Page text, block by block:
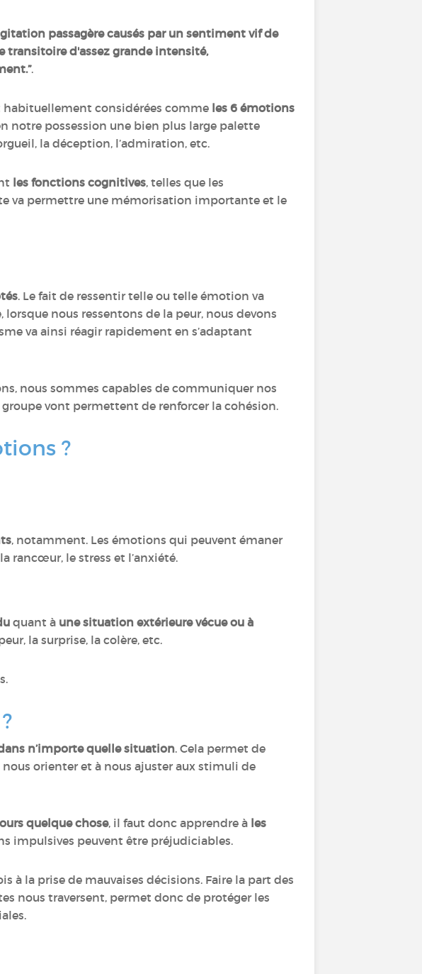
passagère causés par un sentiment vif de
transitoire d'assez grande intensité,
.
habituellement considérées comme les 6 émotions
notre possession une bien plus large palette
la déception, l’admiration, etc.
les fonctions cognitives, telles que les
va permettre une mémorisation importante et le
. Le fait de ressentir telle ou telle émotion va
nous ressentons de la peur, nous devons
va ainsi réagir rapidement en s’adaptant
nous sommes capables de communiquer nos
vont permettent de renforcer la cohésion.
?
, notamment. Les émotions qui peuvent émaner
rancœur, le stress et l’anxiété.
quant à une situation extérieure vécue ou à
la surprise, la colère, etc.
n’importe quelle situation. Cela permet de
nous orienter et à nous ajuster aux stimuli de
quelque chose, il faut donc apprendre à les
impulsives peuvent être préjudiciables.
à la prise de mauvaises décisions. Faire la part des
nous traversent, permet donc de protéger les